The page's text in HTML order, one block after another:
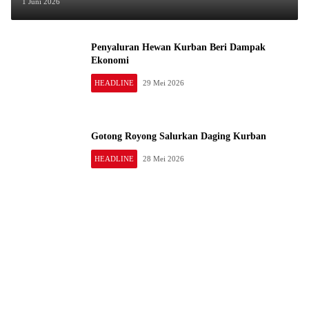
Penyaluran Hewan Kurban Beri Dampak
Ekonomi
HEADLINE 29 Mei 2026
Gotong Royong Salurkan Daging Kurban
HEADLINE 28 Mei 2026